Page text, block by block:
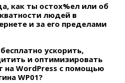
как ты остох%ел или об
людей в
и за его пределами
ускорить,
и оптимизировать
на WordPress с помощью
WP01?